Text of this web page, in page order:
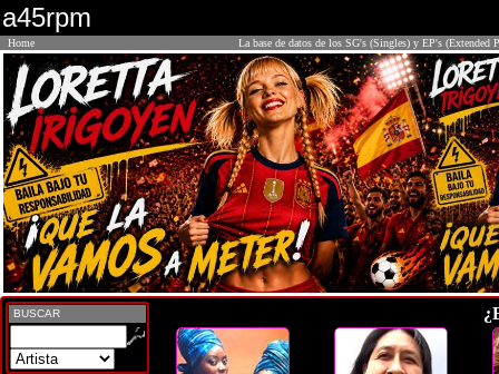
a45rpm
Home La base de datos de los SG's (Singles) y EP's (Extended
BUSCAR